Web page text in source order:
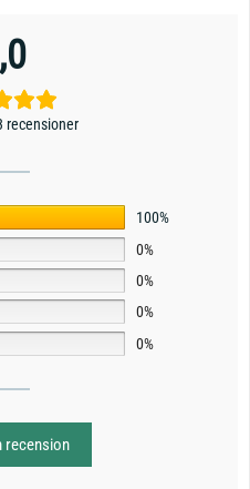
recensioner
100%
0%
0%
0%
0%
recension